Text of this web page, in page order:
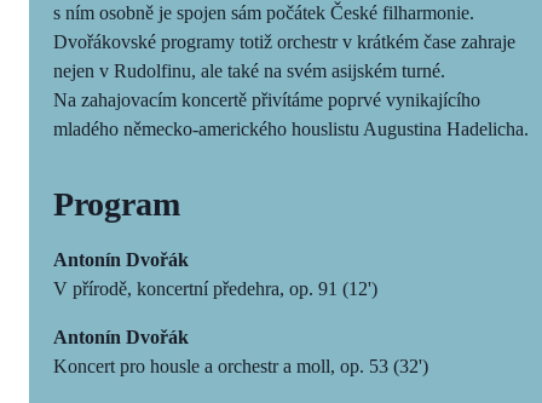
s ním osobně je spojen sám počátek České filharmonie.
Dvořákovské programy totiž orchestr v krátkém čase zahraje
nejen v Rudolfinu, ale také na svém asijském turné.
Na zahajovacím koncertě přivítáme poprvé vynikajícího
mladého německo-amerického houslistu Augustina Hadelicha.
Program
Antonín Dvořák
V přírodě, koncertní předehra, op. 91 (12')
Antonín Dvořák
Koncert pro housle a orchestr a moll, op. 53 (32')